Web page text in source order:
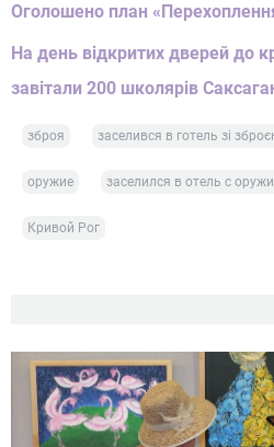
Оголошено план
На день відкритих дверей до
завітали 200 школярів
зброя заселився в готель зі
оружие заселился в отель с
Кривой Рог